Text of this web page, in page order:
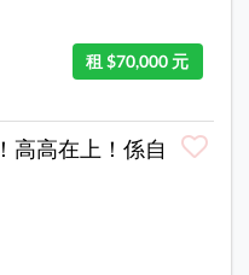
租 $70,000 元
高高在上！係自